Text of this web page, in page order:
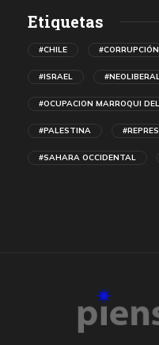
Etiquetas
#CHILE #CORRUPCIÓN
#ISRAEL
#OCUPACION MARROQUI
#PALESTINA
#SAHARA OCCIDENTAL